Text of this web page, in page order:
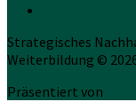
Strategisches
Weiterbildung ©
Präsentiert von